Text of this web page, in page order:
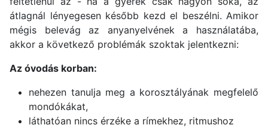
átlagnál lényegesen később kezd el beszélni. Amikor
mégis belevág az anyanyelvének a használatába,
akkor a következő problémák szoktak jelentkezni:
Az óvodás korban:
nehezen tanulja meg a korosztályának megfelelő
mondókákat,
láthatóan nincs érzéke a rímekhez, ritmushoz